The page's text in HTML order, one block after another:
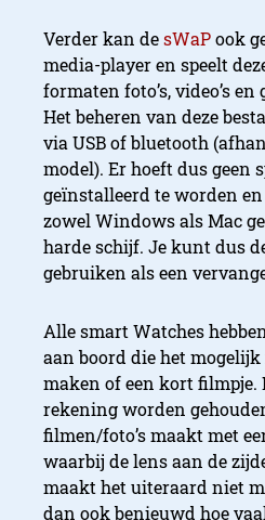
Verder kan desWaPook
media-player en speelt
formaten foto’s, video’s
Het beheren van deze
via USB of bluetooth
model). Er hoeft dus geen
geïnstalleerd te worden
zowel Windows als Mac
harde schijf. Je kunt dus
gebruiken als een
Alle smart Watches
aan boord die het mogelijk
maken of een kort filmpje.
rekening worden
filmen/foto’s maakt met
waarbij de lens aan de
maakt het uiteraard niet
dan ook benieuwd hoe